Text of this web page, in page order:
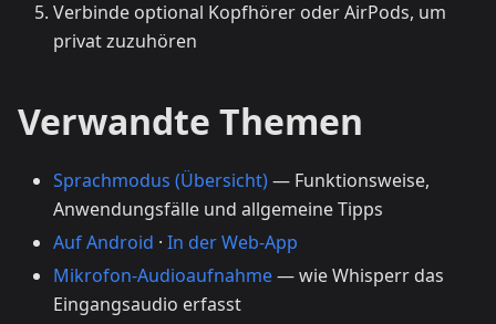
Verbinde optional Kopfhörer oder AirPods, um
privat zuzuhören
Verwandte Themen
Sprachmodus (Übersicht)— Funktionsweise,
Anwendungsfälle und allgemeine Tipps
Auf Android · In der Web-App
Mikrofon-Audioaufnahme— wie Whisperr das
Eingangsaudio erfasst